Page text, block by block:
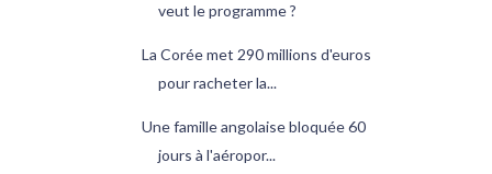
veut le programme ?
La Corée met 290 millions d'euros
pour racheter la...
Une famille angolaise bloquée 60
jours à l'aéropor...